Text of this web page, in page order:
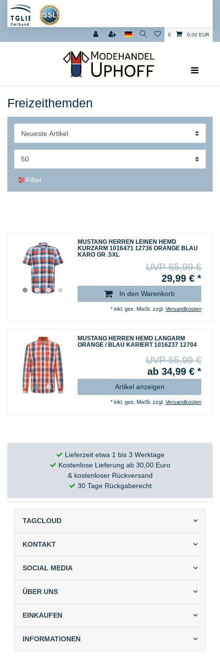
0 0,00 EUR
Freizeithemden
Filter
MUSTANG HERREN LEINEN HEMD
KURZARM 1016471 12736 ORANGE BLAU
KARO GR .5XL
UVP 65,99 €
29,99 € *
In den Warenkorb
* inkl. ges. MwSt. zzgl. Versandkosten
MUSTANG HERREN HEMD LANGARM
ORANGE / BLAU KARIERT 1016237 12704
UVP 55,99 €
ab 34,99 € *
Artikel anzeigen
* inkl. ges. MwSt. zzgl. Versandkosten
Lieferzeit etwa 1 bis 3 Werktage
Kostenlose Lieferung ab 30,00 Euro
& kostenloser Rückversand
30 Tage Rückgaberecht
TAGCLOUD
KONTAKT
SOCIAL MEDIA
ÜBER UNS
EINKAUFEN
INFORMATIONEN